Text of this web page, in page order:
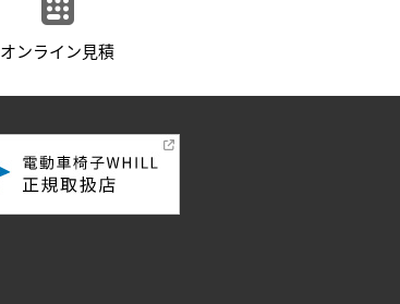
オンライン見積